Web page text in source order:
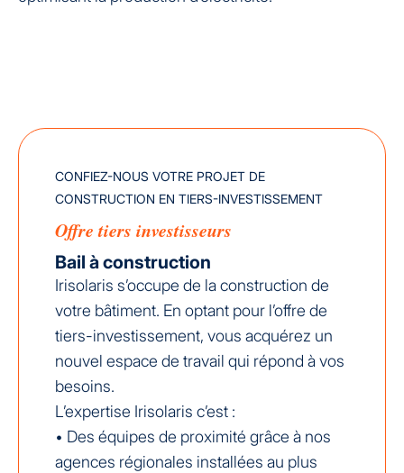
CONFIEZ-NOUS VOTRE PROJET DE
CONSTRUCTION EN TIERS-INVESTISSEMENT
Offre tiers investisseurs
Bail à construction
Irisolaris s’occupe de la construction de
votre bâtiment. En optant pour l’offre de
tiers-investissement, vous acquérez un
nouvel espace de travail qui répond à vos
besoins.
L’expertise Irisolaris c’est :
• Des équipes de proximité grâce à nos
agences régionales installées au plus